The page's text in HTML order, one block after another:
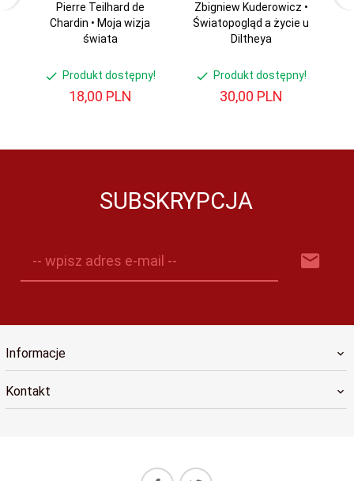
Pierre Teilhard de
Chardin • Moja wizja
świata
Produkt dostępny!
18,00 PLN
Zbigniew Kuderowicz •
Światopogląd a życie u
Diltheya
Produkt dostępny!
30,00 PLN
SUBSKRYPCJA
-- wpisz adres e-mail --
Informacje
Kontakt